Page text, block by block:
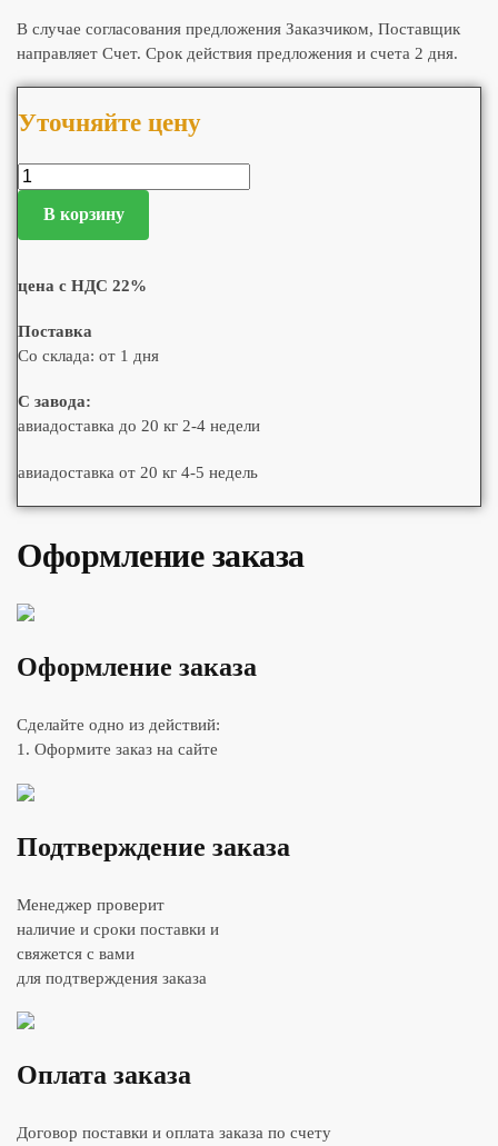
В случае согласования предложения Заказчиком, Поставщик
направляет Счет. Срок действия предложения и счета 2 дня.
Уточняйте цену
В корзину
цена с НДС 22%
Поставка
Со склада: от 1 дня
С завода:
авиадоставка до 20 кг 2-4 недели
авиадоставка от 20 кг 4-5 недель
Оформление заказа
Оформление заказа
Сделайте одно из действий:
1. Оформите заказ на сайте
Подтверждение заказа
Менеджер проверит
наличие и сроки поставки и
свяжется с вами
для подтверждения заказа
Оплата заказа
Договор поставки и оплата заказа по счету